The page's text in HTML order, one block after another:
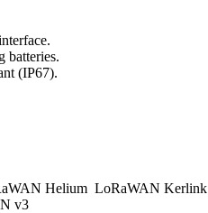
batteries.
(IP67).
Helium LoRaWAN Kerlink
v3